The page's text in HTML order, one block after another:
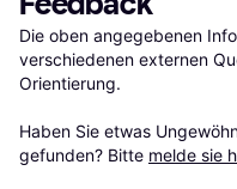
Die oben angegebenen
verschiedenen externen
Orientierung.
Haben Sie etwas
gefunden? Bitte melde sie